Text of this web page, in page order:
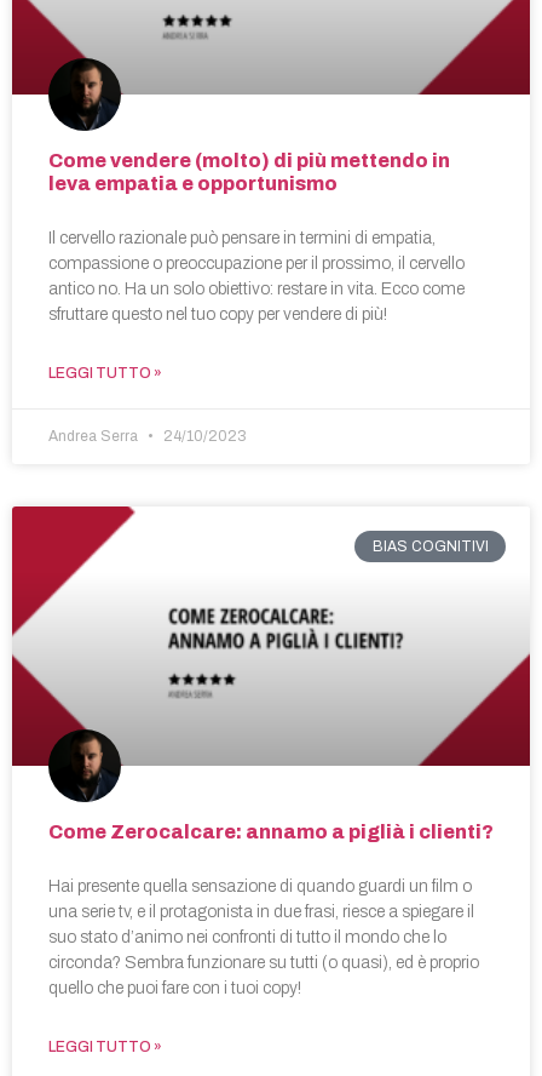
Come vendere (molto) di più mettendo in
leva empatia e opportunismo
Il cervello razionale può pensare in termini di empatia,
compassione o preoccupazione per il prossimo, il cervello
antico no. Ha un solo obiettivo: restare in vita. Ecco come
sfruttare questo nel tuo copy per vendere di più!
LEGGI TUTTO »
Andrea Serra 24/10/2023
BIAS COGNITIVI
Come Zerocalcare: annamo a piglià i clienti?
Hai presente quella sensazione di quando guardi un film o
una serie tv, e il protagonista in due frasi, riesce a spiegare il
suo stato d’animo nei confronti di tutto il mondo che lo
circonda? Sembra funzionare su tutti (o quasi), ed è proprio
quello che puoi fare con i tuoi copy!
LEGGI TUTTO »